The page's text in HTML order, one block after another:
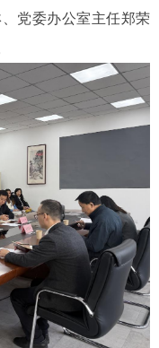
党委办公室主任郑荣